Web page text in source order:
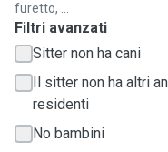
furetto, ...
Filtri avanzati
Sitter non ha cani
Il sitter non ha altri
residenti
No bambini